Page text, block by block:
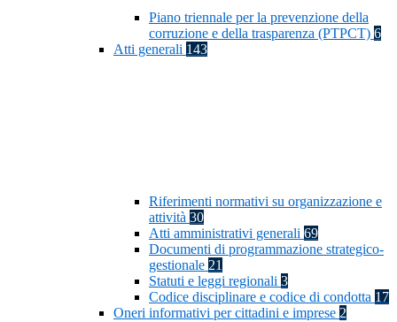
Piano triennale per la prevenzione della
corruzione e della trasparenza (PTPCT) 6
Atti generali 143
Riferimenti normativi su organizzazione e
attività 30
Atti amministrativi generali 69
Documenti di programmazione strategico-
gestionale 21
Statuti e leggi regionali 3
Codice disciplinare e codice di condotta 17
Oneri informativi per cittadini e imprese 2